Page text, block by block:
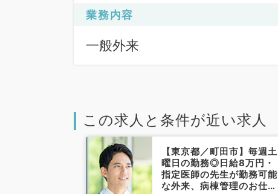
業務内容
一般外来
この求人と条件が近い求人
【東京都／町田市】毎週土
曜日の勤務◎日給8万円・
指定医師の先生が勤務可能
な外来、病棟管理のお仕事